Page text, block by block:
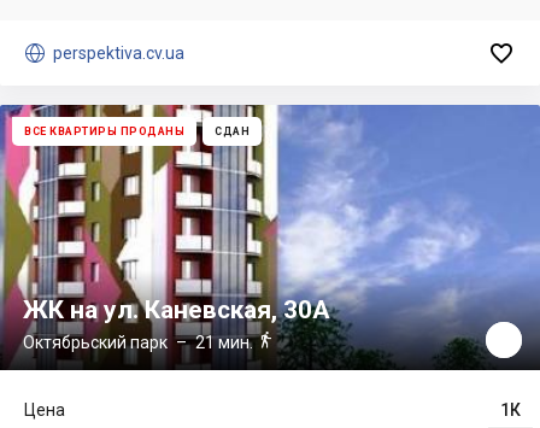
 perspektiva.cv.ua 
ВСЕ КВАРТИРЫ ПРОДАНЫ СДАН
ЖК на ул. Каневская, 30А
Октябрьский парк – 21 мин.
1К
Цена